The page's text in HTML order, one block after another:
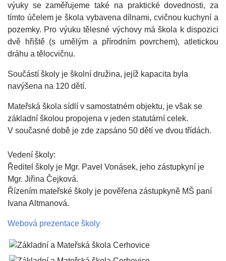
výuky se zaměřujeme také na praktické dovednosti, za
tímto účelem je škola vybavena dílnami, cvičnou kuchyní a
pozemky. Pro výuku tělesné výchovy má škola k dispozici
dvě hřiště (s umělým a přírodním povrchem), atletickou
dráhu a tělocvičnu.
Součástí školy je školní družina, jejíž kapacita byla
navýšena na 120 dětí.
Mateřská škola sídlí v samostatném objektu, je však se
základní školou propojena v jeden statutární celek.
V současné době je zde zapsáno 50 dětí ve dvou třídách.
Vedení školy:
Ředitel školy je Mgr. Pavel Vonásek, jeho zástupkyní je
Mgr. Jiřina Čejková.
Řízením mateřské školy je pověřena zástupkyně MŠ paní
Ivana Altmanová.
Webová prezentace školy